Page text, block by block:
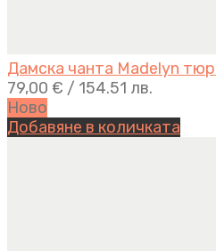
Дамска чанта Madelyn
79,00 € / 154.51 лв.
Ново
Добавяне в количката